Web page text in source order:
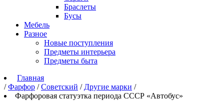
Браслеты
Бусы
Мебель
Разное
Новые поступления
Предметы интерьера
Предметы быта
Главная
/ Фарфор / Советский / Другие марки /
Фарфоровая статуэтка периода СССР «Автобус»